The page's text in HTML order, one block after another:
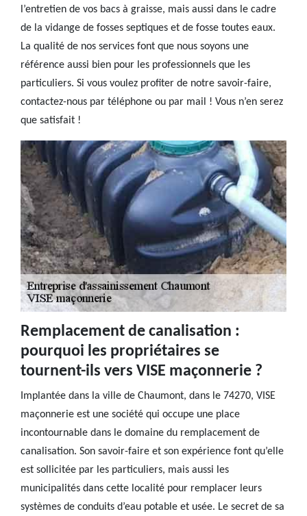
l’entretien de vos bacs à graisse, mais aussi dans le cadre
de la vidange de fosses septiques et de fosse toutes eaux.
La qualité de nos services font que nous soyons une
référence aussi bien pour les professionnels que les
particuliers. Si vous voulez profiter de notre savoir-faire,
contactez-nous par téléphone ou par mail ! Vous n’en serez
que satisfait !
Remplacement de canalisation :
pourquoi les propriétaires se
tournent-ils vers VISE maçonnerie ?
Implantée dans la ville de Chaumont, dans le 74270, VISE
maçonnerie est une société qui occupe une place
incontournable dans le domaine du remplacement de
canalisation. Son savoir-faire et son expérience font qu’elle
est sollicitée par les particuliers, mais aussi les
municipalités dans cette localité pour remplacer leurs
systèmes de conduits d’eau potable et usée. Le secret de sa